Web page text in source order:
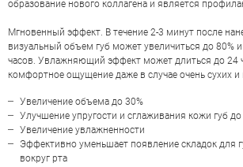
образование нового коллагена и является
Мгновенный эффект. В течение 2-3 минут после
визуальный объем губ может увеличиться до 80%
часов. Увлажняющий эффект может длиться до 24
комфортное ощущение даже в случае очень сухих и
Увеличение объема до 30%
Улучшение упругости и сглаживания кожи губ до
Увеличение увлажненности
Эффективно уменьшает появление складок для
вокруг рта